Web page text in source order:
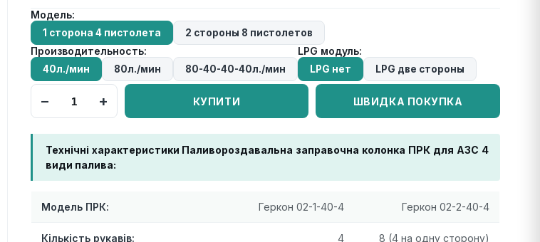
Модель:
1 сторона 4 пистолета 2 стороны 8 пистолетов
Производительность:
40л./мин 80л./мин 80-40-40-40л./мин
LPG модуль:
LPG нет LPG две стороны
− + КУПИТИ ШВИДКА ПОКУПКА
Технічні характеристики Паливороздавальна заправочна колонка ПРК для АЗС 4
види палива:
Модель ПРК: Геркон 02-1-40-4 Геркон 02-2-40-4
Кількість рукавів: 4 8 (4 на одну сторону)